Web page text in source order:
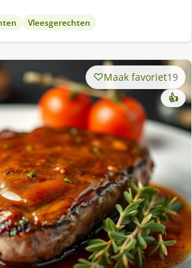
Vleesgerechten
Maak favoriet19
👍